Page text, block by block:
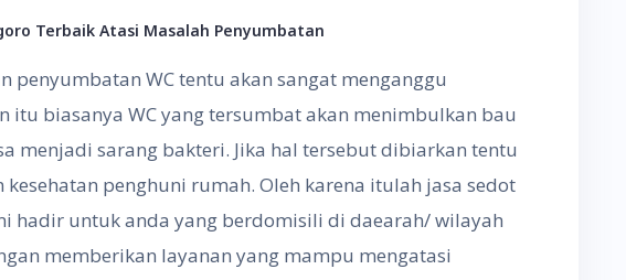
Terbaik Atasi Masalah Penyumbatan
penyumbatan WC tentu akan sangat menganggu
itu biasanya WC yang tersumbat akan menimbulkan bau
menjadi sarang bakteri. Jika hal tersebut dibiarkan tentu
kesehatan penghuni rumah. Oleh karena itulah jasa sedot
hadir untuk anda yang berdomisili di daearah/ wilayah
memberikan layanan yang mampu mengatasi